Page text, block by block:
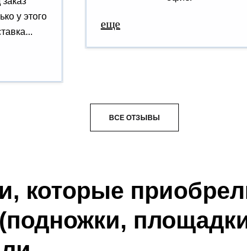
у этого
еще
ВСЕ ОТЗЫВЫ
которые